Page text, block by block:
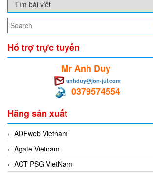
Hổ trợ trực tuyến
Mr Anh Duy
anhduy@jon-jul.com
0379574554
Hãng sản xuất
ADFweb Vietnam
Agate Vietnam
AGT-PSG VietNam